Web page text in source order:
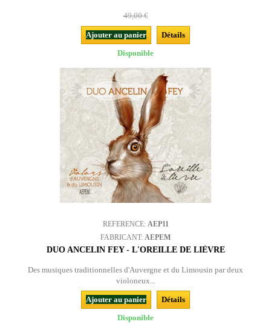
49,00 €
Ajouter au panier
Détails
Disponible
REFERENCE: AEP11
FABRICANT: AEPEM
DUO ANCELIN FEY - L'OREILLE DE LIÈVRE
Des musiques traditionnelles d'Auvergne et du Limousin par deux
violoneux...
Ajouter au panier
Détails
Disponible